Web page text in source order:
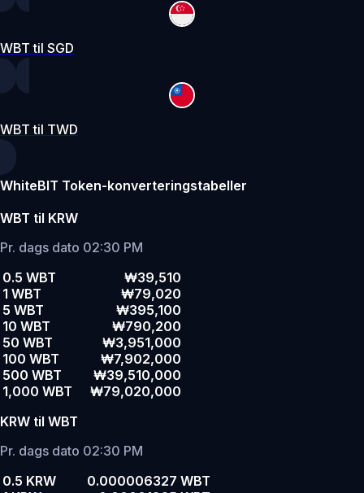
WBT til SGD
WBT til TWD
WhiteBIT Token-konverteringstabeller
WBT til KRW
Pr. dags dato 02:30 PM
0.5 WBT
₩39,510
1 WBT
₩79,020
5 WBT
₩395,100
10 WBT
₩790,200
50 WBT
₩3,951,000
100 WBT
₩7,902,000
500 WBT
₩39,510,000
1,000 WBT
₩79,020,000
KRW til WBT
Pr. dags dato 02:30 PM
0.5 KRW
0.000006327 WBT